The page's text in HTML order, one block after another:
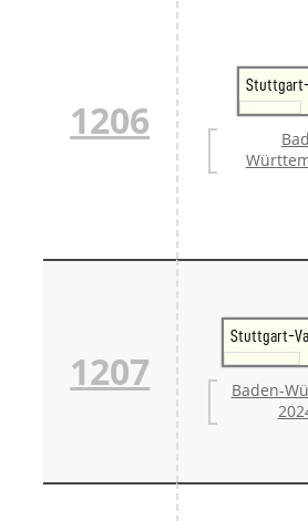
1206
1207
Stuttgart-
Baden-